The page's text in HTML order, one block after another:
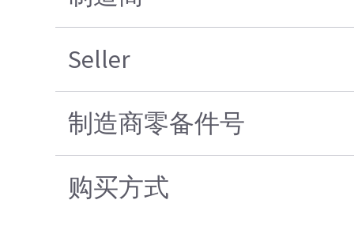
Seller
制造商零备件号
购买方式